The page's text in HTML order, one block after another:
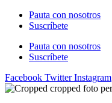
Pauta con nosotros
Suscríbete
Pauta con nosotros
Suscríbete
Facebook Twitter Instagram